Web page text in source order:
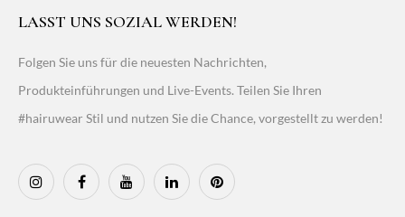
LASST UNS SOZIAL WERDEN!
Folgen Sie uns für die neuesten Nachrichten,
Produkteinführungen und Live-Events. Teilen Sie Ihren
#hairuwear Stil und nutzen Sie die Chance, vorgestellt zu werden!